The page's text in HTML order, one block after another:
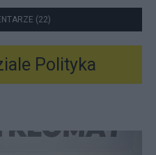
(22)
Polityka